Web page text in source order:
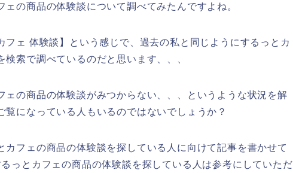
ェの商品の体験談について調べてみたんですよね。
フェ 体験談】という感じで、過去の私と同じようにするっとカ
索で調べているのだと思います、、、
ェの商品の体験談がみつからない、、、というような状況を解
覧になっている人もいるのではないでしょうか？
カフェの商品の体験談を探している人に向けて記事を書かせて
っとカフェの商品の体験談を探している人は参考にしていただ